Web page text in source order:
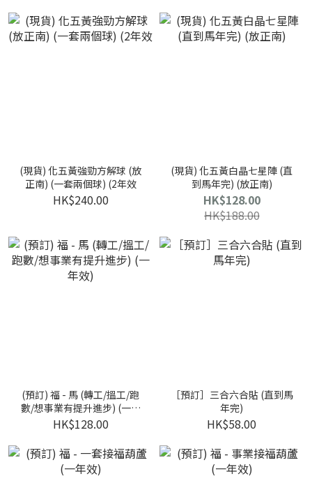
(現貨) 化五黃強勁方解球 (放
正南) (一套兩個球) (2年效
HK$240.00
(現貨) 化五黃白晶七星陣 (直
到馬年完) (放正南)
HK$128.00
HK$188.00
(預訂) 福 - 馬 (轉工/搵工/跑
數/想事業有提升進步) (一年
效)
HK$128.00
［預訂］三合六合貼 (直到馬
年完)
HK$58.00